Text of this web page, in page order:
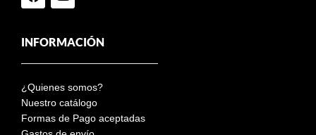
INFORMACIÓN
¿Quienes somos?
Nuestro catálogo
Formas de Pago aceptadas